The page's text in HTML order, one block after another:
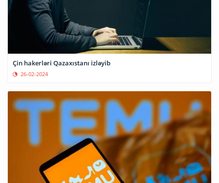
Çin hakerləri Qazaxıstanı izləyib
26-02-2024